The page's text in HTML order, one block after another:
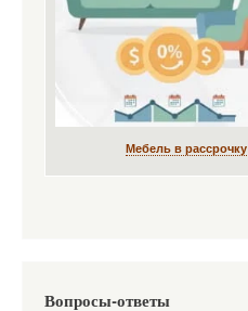
Мебель в рассрочку
Вопросы-ответы